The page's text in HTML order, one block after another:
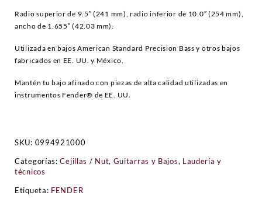
Radio superior de 9.5″ (241 mm), radio inferior de 10.0″ (254 mm),
ancho de 1.655″ (42.03 mm).
Utilizada en bajos American Standard Precision Bass y otros bajos
fabricados en EE. UU. y México.
Mantén tu bajo afinado con piezas de alta calidad utilizadas en
instrumentos Fender® de EE. UU.
SKU: 0994921000
Categorías:Cejillas / Nut, Guitarras y Bajos, Laudería y
técnicos
Etiqueta: FENDER